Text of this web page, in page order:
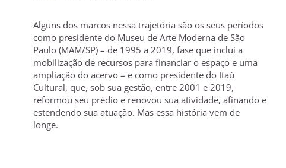
Alguns dos marcos nessa trajetória são os seus períodos
como presidente do Museu de Arte Moderna de São
Paulo (MAM/SP) – de 1995 a 2019, fase que inclui a
mobilização de recursos para financiar o espaço e uma
ampliação do acervo – e como presidente do Itaú
Cultural, que, sob sua gestão, entre 2001 e 2019,
reformou seu prédio e renovou sua atividade, afinando e
estendendo sua atuação. Mas essa história vem de
longe.